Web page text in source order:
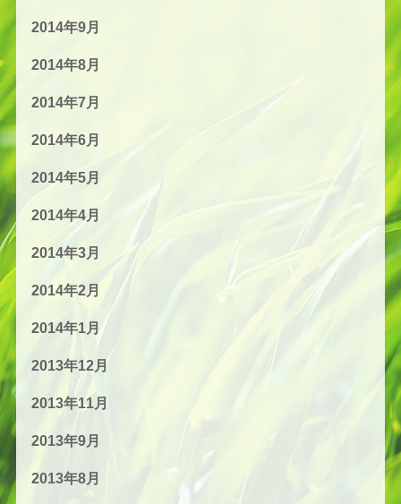
2014年9月
2014年8月
2014年7月
2014年6月
2014年5月
2014年4月
2014年3月
2014年2月
2014年1月
2013年12月
2013年11月
2013年9月
2013年8月